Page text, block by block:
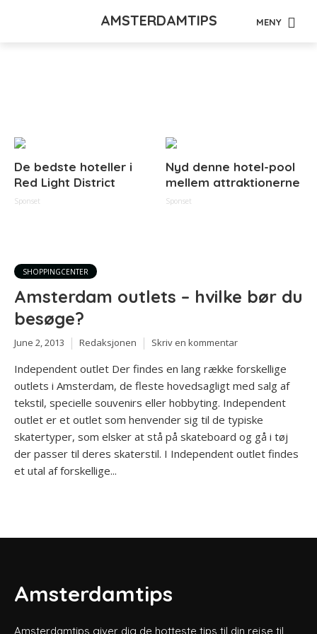
AMSTERDAMTIPS MENY
De bedste hoteller i
Red Light District
Sponset
Nyd denne hotel-pool
mellem attraktionerne
Sponset
SHOPPINGCENTER
Amsterdam outlets – hvilke bør du
besøge?
June 2, 2013 Redaksjonen Skriv en kommentar
Independent outlet Der findes en lang række forskellige
outlets i Amsterdam, de fleste hovedsagligt med salg af
tekstil, specielle souvenirs eller hobbyting. Independent
outlet er et outlet som henvender sig til de typiske
skatertyper, som elsker at stå på skateboard og gå i tøj
der passer til deres skaterstil. I Independent outlet findes
et utal af forskellige...
Amsterdamtips
Amsterdamtips giver dig de hotteste tips til din rejse til